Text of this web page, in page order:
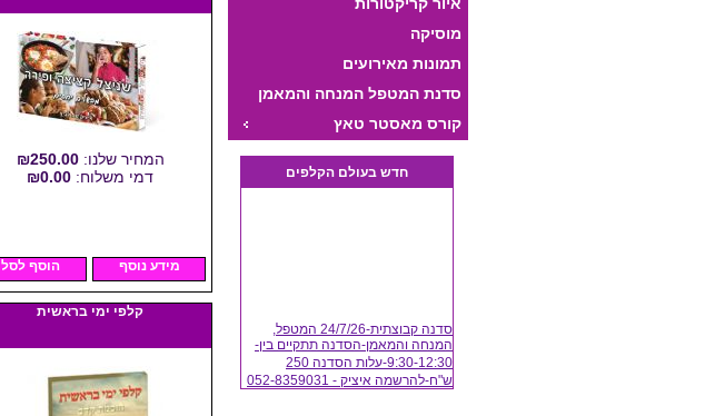
מוסיקה
תמונות מאירועים
סדנת המטפל המנחה והמאמן
היצירתי
קורס מאסטר טאץ
חדש בעולם הקלפים
המנחה והמאמן-הסדנה תתקיים בין-
9:30-12:30-עלות הסדנה 250
ש"ח-להרשמה איציק - 052-8359031
(24/07/2026)
המחיר שלנו:₪250.00
דמי משלוח: ₪0.00
מידע נוסף הוסף לסל
קלפי ימי בראשית